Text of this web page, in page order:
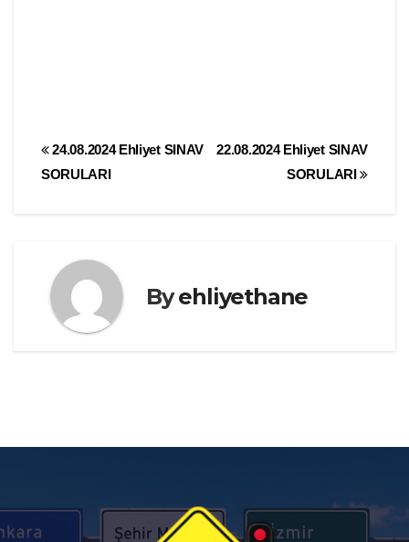
Yazı
22.08.2024 Ehliyet SINAV
SORULARI
24.08.2024 Ehliyet SINAV
SORULARI
Byehliyethane